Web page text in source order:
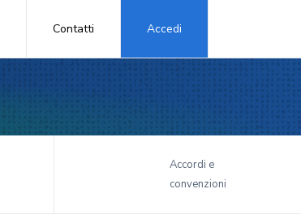
Contatti Accedi
Accordi e
convenzioni